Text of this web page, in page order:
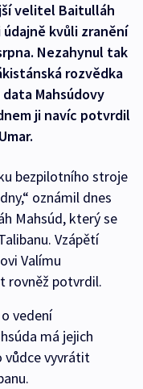
velitel Baitulláh
kvůli zranění
Nezahynul tak
rozvědka
Mahsúdovy
ji navíc potvrdil
bezpilotního stroje
oznámil dnes
Mahsúd, který se
Vzápětí
Valímu
rovněž potvrdil.
vedení
má jejich
vůdce vyvrátit